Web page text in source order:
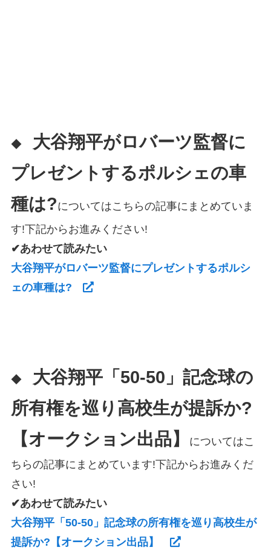
◆
大谷翔平がロバーツ監督に
プレゼントするポルシェの車
種は?についてはこちらの記事にまとめていま
す!下記からお進みください!
✔あわせて読みたい
大谷翔平がロバーツ監督にプレゼントするポルシ
ェの車種は?
◆
大谷翔平「50-50」記念球の
所有権を巡り高校生が提訴か?
【オークション出品】
についてはこ
ちらの記事にまとめています!下記からお進みくだ
さい!
✔あわせて読みたい
大谷翔平「50-50」記念球の所有権を巡り高校生が
提訴か?【オークション出品】